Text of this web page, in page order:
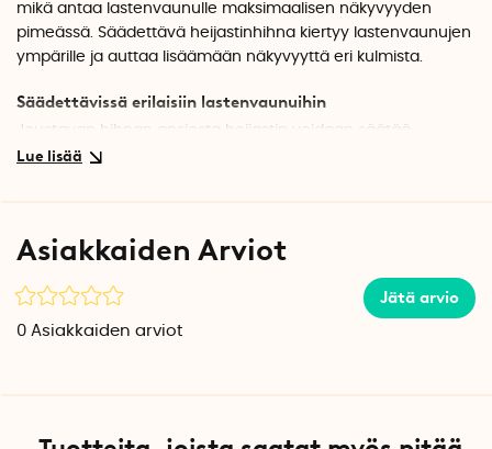
mikä antaa lastenvaunulle maksimaalisen näkyvyyden
pimeässä. Säädettävä heijastinhihna kiertyy lastenvaunujen
ympärille ja auttaa lisäämään näkyvyyttä eri kulmista.
Säädettävissä erilaisiin lastenvaunuihin
Joustavan hihnan ansiosta heijastin voidaan säätää
erilaisille lastenvaunuille sopivaksi. Hihna kiristetään
Lastenvaunujen heijastin voidaan pestä
hienopesuohjelmalla tai käsin 30 asteessa.
Pituus, heijastinosa: 90 cm
Asiakkaiden Arviot
Jätä arvio
0 Asiakkaiden arviot